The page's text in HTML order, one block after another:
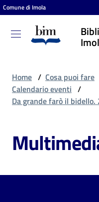
Vai al contenuto
Vai alla navigazione
Vai al footer
Comune di Imola
Biblioteca
comunale
Cosa
fare
Home / Cosa puoi fare
Calendario eventi /
Da grande farò il